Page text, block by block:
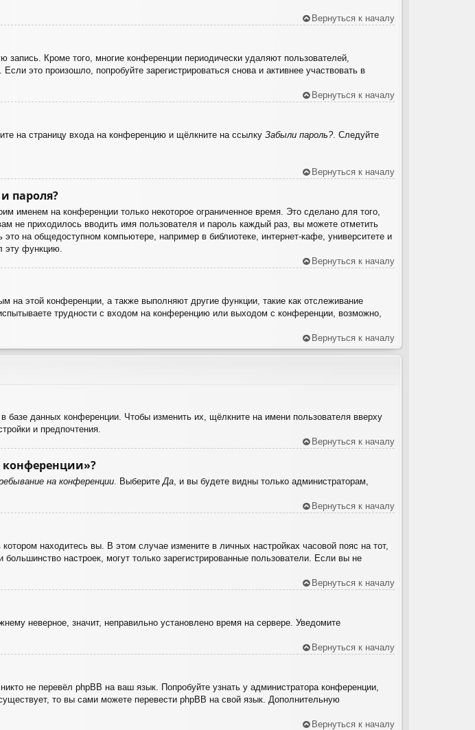
Вернуться к началу
Кроме того, многие конференции периодически удаляют пользователей,
это произошло, попробуйте зарегистрироваться снова и активнее участвовать в
Вернуться к началу
на страницу входа на конференцию и щёлкните на ссылку Забыли пароль?. Следуйте
Вернуться к началу
пароля?
именем на конференции только некоторое ограниченное время. Это сделано для того,
не приходилось вводить имя пользователя и пароль каждый раз, вы можете отметить
на общедоступном компьютере, например в библиотеке, интернет-кафе, университете и
эту функцию.
Вернуться к началу
на этой конференции, а также выполняют другие функции, такие как отслеживание
трудности с входом на конференцию или выходом с конференции, возможно,
Вернуться к началу
базе данных конференции. Чтобы изменить их, щёлкните на имени пользователя вверху
и предпочтения.
Вернуться к началу
конференции»?
на конференции . Выберите Да , и вы будете видны только администраторам,
Вернуться к началу
находитесь вы. В этом случае измените в личных настройках часовой пояс на тот,
настроек, могут только зарегистрированные пользователи. Если вы не
Вернуться к началу
неверное, значит, неправильно установлено время на сервере. Уведомите
Вернуться к началу
не перевёл phpBB на ваш язык. Попробуйте узнать у администратора конференции,
то вы сами можете перевести phpBB на свой язык. Дополнительную
Вернуться к началу